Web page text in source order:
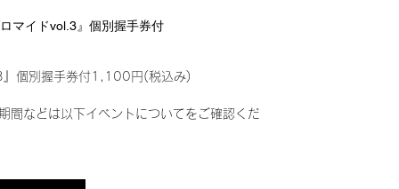
マイドvol.3』個別握手券付
』個別握手券付1,100円(税込み)
間などは以下イベントについてをご確認くだ